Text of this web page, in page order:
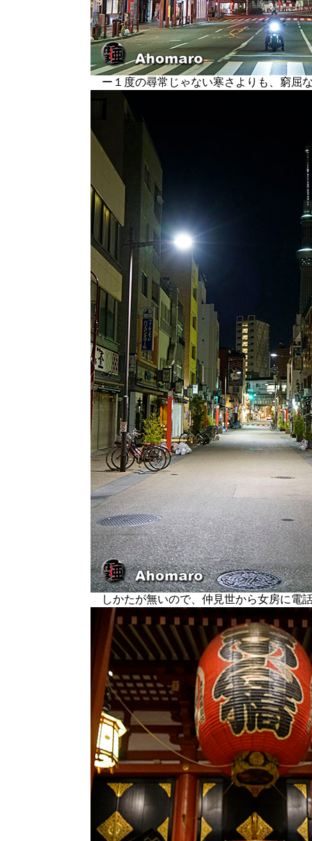
ー１度の尋常じゃない寒さよりも、窮屈
しかたが無いので、仲見世から女房に電